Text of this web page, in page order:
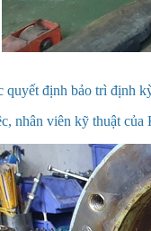
quyết định bảo trì
nhân viên kỹ thuật